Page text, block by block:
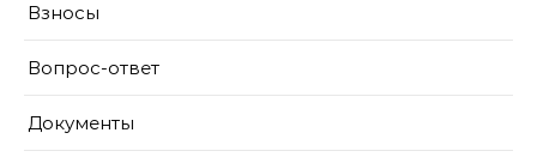
Взносы
Вопрос-ответ
Документы